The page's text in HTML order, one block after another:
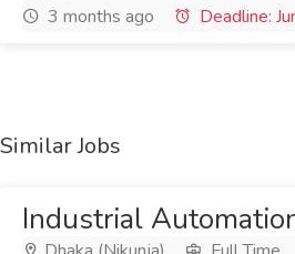
3 months ago
Deadline:
Similar Jobs
Industrial